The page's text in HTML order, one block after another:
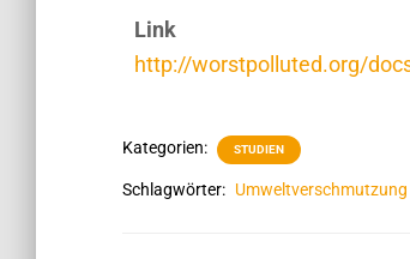
Link
http://worstpolluted.org/
Kategorien: STUDIEN
Schlagwörter: Umweltverschmutzung